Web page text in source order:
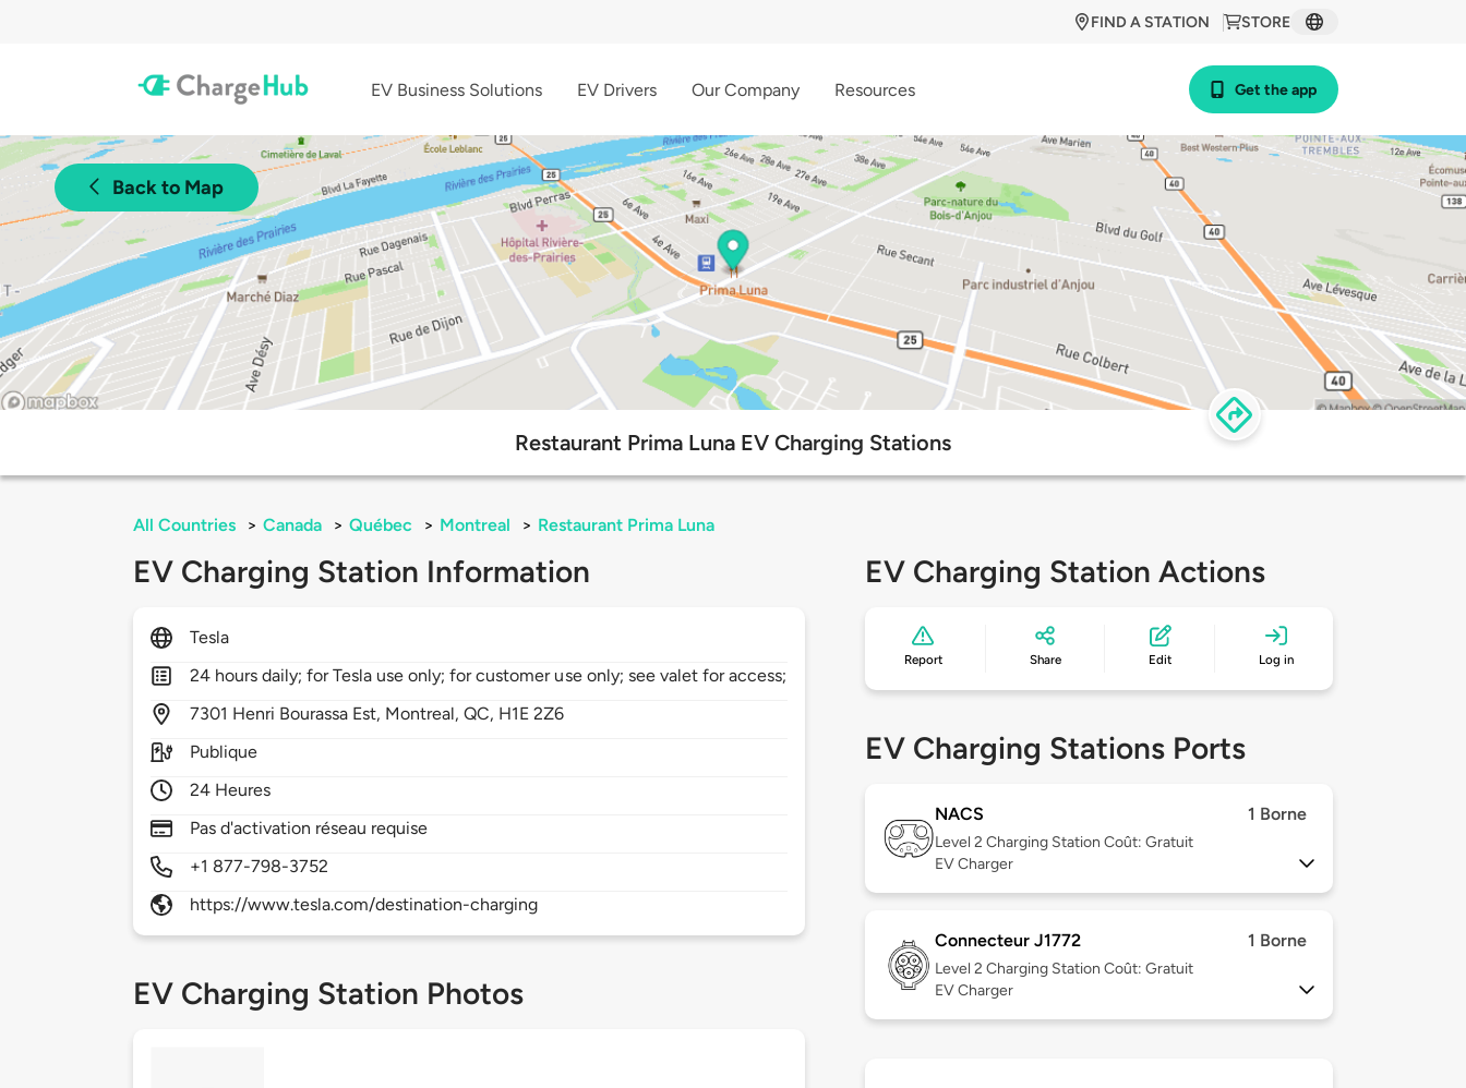
STORE
FIND A STATION
EV Business Solutions EV Drivers Our Company Resources Get the app
Back to Map
Restaurant Prima Luna EV Charging Stations
All Countries > Canada > Québec > Montreal > Restaurant Prima Luna
EV Charging Station Information
Tesla
24 hours daily; for Tesla use only; for customer use only; see valet for access;
7301 Henri Bourassa Est, Montreal,QC, H1E 2Z6
Publique
24 Heures
Pas d'activation réseau requise
+1 877-798-3752
https://www.tesla.com/destination-charging
EV Charging Station Photos
EV Charging Station Actions
Report Share Edit Log in
EV Charging Stations Ports
NACS 1 Borne
Level 2 Charging Station Coût: Gratuit
EV Charger
Connecteur J1772 1 Borne
Level 2 Charging Station Coût: Gratuit
EV Charger